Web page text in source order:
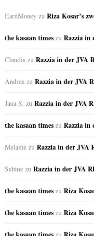
EarnMoney zu Riza Kosar’s
the kasaan times zu Razzia in
Claudia zu Razzia in der JVA
Andrea zu Razzia in der JVA
Jana S. zu Razzia in der JVA
the kasaan times zu Razzia in
Melanie zu Razzia in der JVA
Sabine zu Razzia in der JVA
the kasaan times zu Riza
the kasaan times zu Riza